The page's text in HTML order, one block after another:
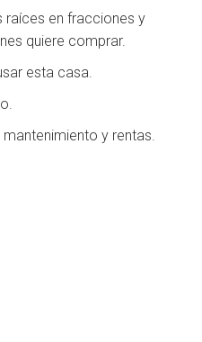
raíces en fracciones y
quiere comprar.
esta casa.
y rentas.